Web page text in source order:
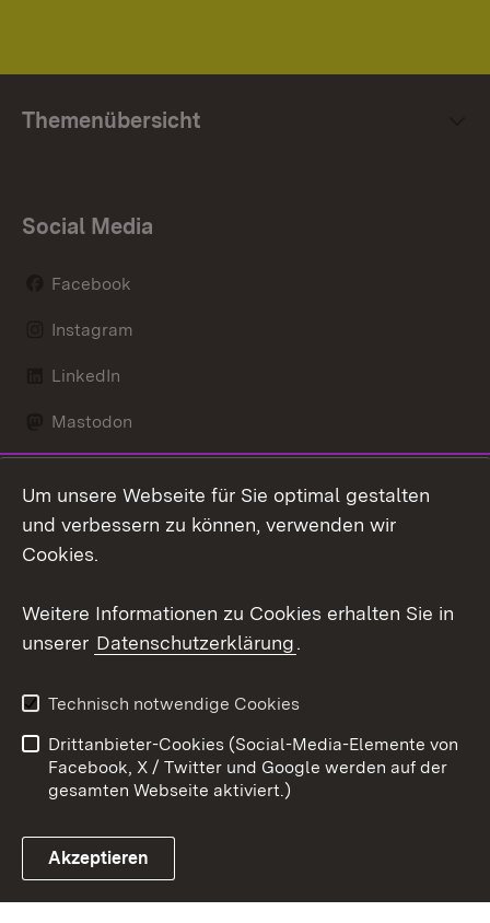
Themenübersicht
Social Media
Facebook
Instagram
LinkedIn
Mastodon
X / Twitter
Youtube
Link zum Landesportal
Kontakt
Datenschutz
Barrierefreiheit
Impressum Cookies
Um unsere Webseite für Sie optimal gestalten
und verbessern zu können, verwenden wir
Cookies.
Weitere Informationen zu Cookies erhalten Sie in
unserer Datenschutzerklärung.
Technisch notwendige Cookies
Drittanbieter-Cookies (Social-Media-Elemente von
Facebook, X / Twitter und Google werden auf der
gesamten Webseite aktiviert.)
Akzeptieren